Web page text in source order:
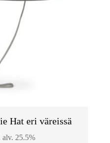
Hat eri väreissä
alv. 25.5%